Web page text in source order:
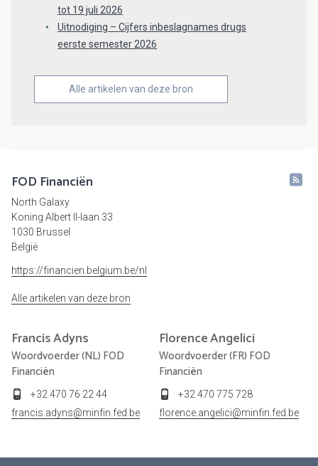
tot 19 juli 2026
Uitnodiging – Cijfers inbeslagnames drugs
eerste semester 2026
Alle artikelen van deze bron
FOD Financiën
North Galaxy
Koning Albert II-laan 33
1030 Brussel
België
https://financien.belgium.be/nl
Alle artikelen van deze bron
FrancisAdyns
Woordvoerder (NL) FOD
Financiën
+32 470 76 22 44
francis.adyns@minfin.fed.be
FlorenceAngelici
Woordvoerder (FR) FOD
Financiën
+32 470 775 728
florence.angelici@minfin.fed.be